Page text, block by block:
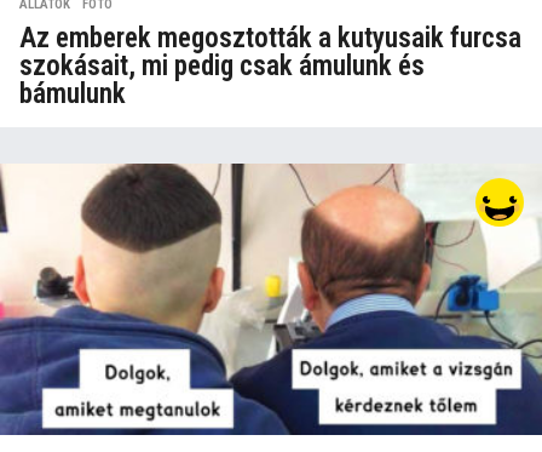
ÁLLATOK ,FOTÓ
Az emberek megosztották a kutyusaik furcsa
szokásait, mi pedig csak ámulunk és
bámulunk